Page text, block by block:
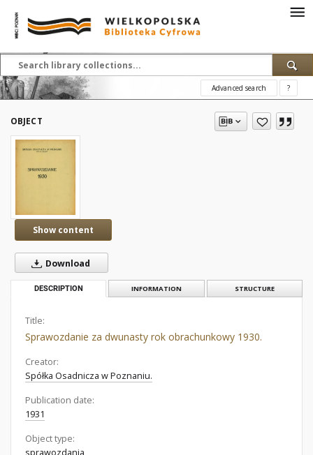
Advanced search ?
OBJECT
Show content
Download
DESCRIPTION INFORMATION STRUCTURE
Title:
Sprawozdanie za dwunasty rok obrachunkowy 1930.
Creator:
Spółka Osadnicza w Poznaniu.
Publication date:
1931
Object type:
sprawozdania